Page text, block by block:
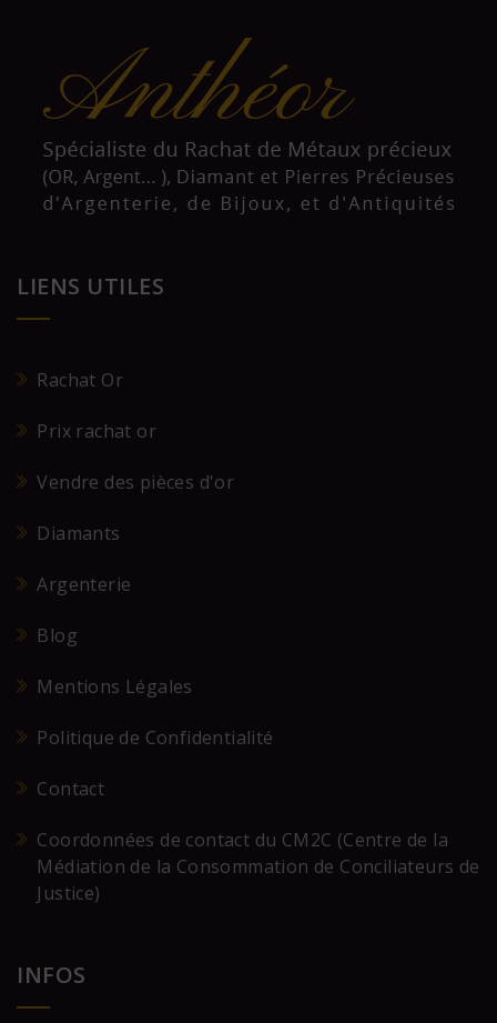
LIENS UTILES
Rachat Or
Prix rachat or
Vendre des pièces d'or
Diamants
Argenterie
Blog
Mentions Légales
Politique de Confidentialité
Contact
Coordonnées de contact du CM2C (Centre de la
Médiation de la Consommation de Conciliateurs de
Justice)
INFOS